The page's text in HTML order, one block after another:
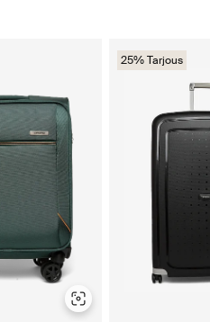
25% Tarjous